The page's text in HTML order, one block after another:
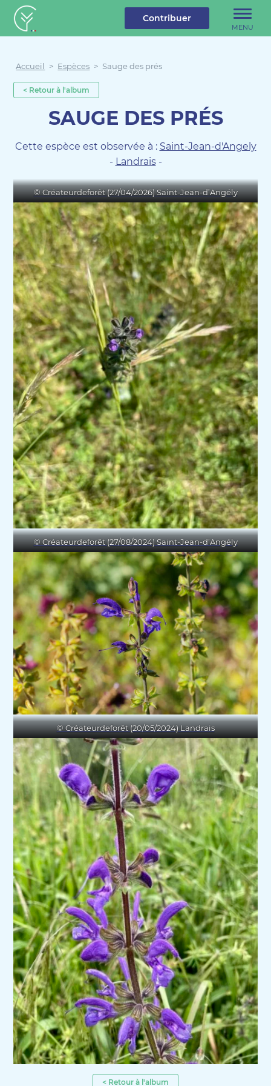
Créateur de forêt
MENU
Contribuer
Accueil > Espèces > Sauge des prés
< Retour à l'album
SAUGE DES PRÉS
Cette espèce est observée à : Saint-Jean-d'Angely
- Landrais-
© Créateurdeforêt (27/04/2026) Saint-Jean-d’Angély
© Créateurdeforêt (27/08/2024) Saint-Jean-d’Angély
© Créateurdeforêt (20/05/2024) Landrais
< Retour à l'album